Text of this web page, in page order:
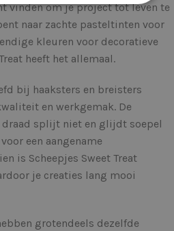
vinden om je project tot leven te
naar zachte pasteltinten voor
kleuren voor decoratieve
heeft het allemaal.
bij haaksters en breisters
en werkgemak. De
draad splijt niet en glijdt soepel
een aangename
is Scheepjes Sweet Treat
je creaties lang mooi
grotendeels dezelfde